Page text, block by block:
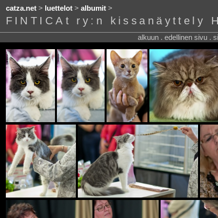
catza.net> luettelot> albumit>
FINTICAt ry:n kissanäyttely
alkuun . edellinen sivu .